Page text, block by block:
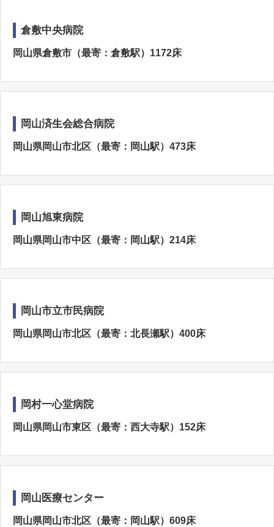
倉敷中央病院
岡山県倉敷市（最寄：倉敷駅）1172床
岡山済生会総合病院
岡山県岡山市北区（最寄：岡山駅）473床
岡山旭東病院
岡山県岡山市中区（最寄：岡山駅）214床
岡山市立市民病院
岡山県岡山市北区（最寄：北長瀬駅）400床
岡村一心堂病院
岡山県岡山市東区（最寄：西大寺駅）152床
岡山医療センター
岡山県岡山市北区（最寄：岡山駅）609床